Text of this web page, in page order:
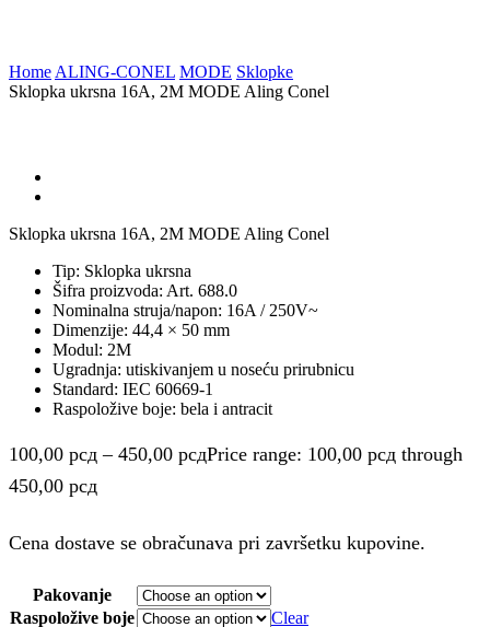
Home ALING-CONEL MODE Sklopke
Sklopka ukrsna 16A, 2M MODE Aling Conel
Sklopka ukrsna 16A, 2M MODE Aling Conel
Tip: Sklopka ukrsna
Šifra proizvoda: Art. 688.0
Nominalna struja/napon: 16A / 250V~
Dimenzije: 44,4 × 50 mm
Modul: 2M
Ugradnja: utiskivanjem u noseću prirubnicu
Standard: IEC 60669-1
Raspoložive boje: bela i antracit
100,00 рсд – 450,00 рсдPrice range: 100,00 рсд through
450,00 рсд
Cena dostave se obračunava pri završetku kupovine.
Pakovanje
Raspoložive boje
Clear